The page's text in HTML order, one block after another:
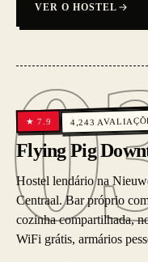
VER O HOSTEL
03
★7.9 4,243
Flying Pig
Hostel lendário na
Centraal. Bar próprio
cozinha compartilhada,
WiFi grátis, armários